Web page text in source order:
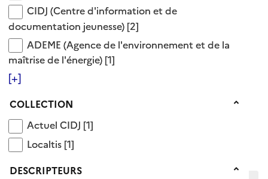
CIDJ (Centre d'information et de documentation
CIDJ (Centre d'information et de
documentation jeunesse) [2]
ADEME (Agence de l'environnement et de la
ADEME (Agence de l'environnement et de la
maîtrise de l'énergie) [1]
[+]
Collection
COLLECTION
Actuel CIDJ
Actuel CIDJ [1]
Localtis
Localtis [1]
Descripteurs
DESCRIPTEURS
chimie
mécanique des matériaux
Tris disponibles (Ouverture d'une modale)
Ajouter le résultat au panier
Affiner la recherche
Etendre la recherche sur